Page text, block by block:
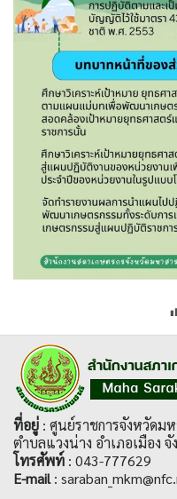
ที่อยู่ : ศูนย์ราชการจังหวัดม
ตำบลแวงน่าง อำเภอเมือง
โทรศัพท์ : 043-777629
E-mail: